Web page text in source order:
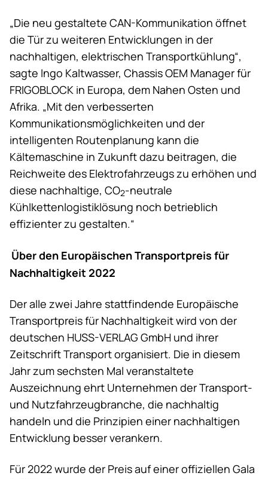
„Die neu gestaltete CAN-Kommunikation öffnet
die Tür zu weiteren Entwicklungen in der
nachhaltigen, elektrischen Transportkühlung“,
sagte Ingo Kaltwasser, Chassis OEM Manager für
FRIGOBLOCK in Europa, dem Nahen Osten und
Afrika. „Mit den verbesserten
Kommunikationsmöglichkeiten und der
intelligenten Routenplanung kann die
Kältemaschine in Zukunft dazu beitragen, die
Reichweite des Elektrofahrzeugs zu erhöhen und
diese nachhaltige, CO2-neutrale
Kühlkettenlogistiklösung noch betrieblich
effizienter zu gestalten.“
Über den Europäischen Transportpreis für
Nachhaltigkeit 2022
Der alle zwei Jahre stattfindende Europäische
Transportpreis für Nachhaltigkeit wird von der
deutschen HUSS-VERLAG GmbH und ihrer
Zeitschrift Transport organisiert. Die in diesem
Jahr zum sechsten Mal veranstaltete
Auszeichnung ehrt Unternehmen der Transport-
und Nutzfahrzeugbranche, die nachhaltig
handeln und die Prinzipien einer nachhaltigen
Entwicklung besser verankern.
Für 2022 wurde der Preis auf einer offiziellen Gala